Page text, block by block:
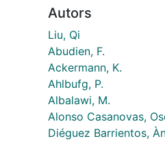
Autors
Liu, Qi
Abudien, F.
Ackermann, K.
Ahlbufg, P.
Albalawi, M.
Alonso Casanovas,
Diéguez Barrientos,